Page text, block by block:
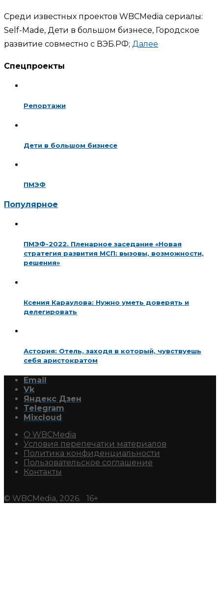
Среди известных проектов WBCMedia сериалы:
Self-Made, Дети в большом бизнесе, Городское
развитие совместно с ВЭБ.РФ; Далее
Спецпроекты
Репортажи
Дети в большом бизнесе
ПМЭФ
Популярное
ПМЭФ-2022. Пленарное заседание «Новая
стратегия развития МСП: вызовы, возможности,
решения»
Ксения Караулова: Нужно уметь доверять и
делегировать
Астория: Отель, заходя в который, чувствуешь
себя аристократом
Email
Vk
Яндекс Дзен
Telegram
Mixcloud
О WBCMedia
Условия перепечатки материалов
Политика конфиденциальности
Пользовательское соглашение
Контакты
© WBCMedia, 2026. 16+